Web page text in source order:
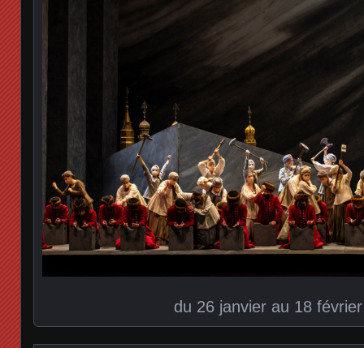
du 26 janvier au 18